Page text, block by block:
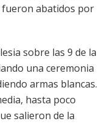
fueron abatidos por
sobre las 9 de la
una ceremonia
armas blancas.
hasta poco
salieron de la